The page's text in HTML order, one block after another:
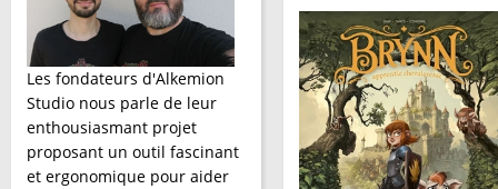
Les fondateurs d'Alkemion
Studio nous parle de leur
enthousiasmant projet
proposant un outil fascinant
et ergonomique pour aider